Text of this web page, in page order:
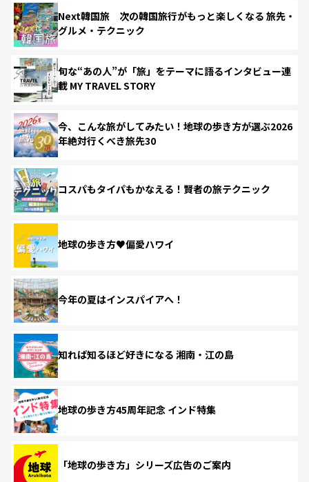
Next韓国旅 次の韓国旅行がもっと楽しくなる 旅先・
グルメ・テクニック
旬な“あの人”が「旅」をテーマに語るインタビュー連
載 MY TRAVEL STORY
今、こんな旅がしてみたい！地球の歩き方が選ぶ2026
年絶対行くべき旅先30
コスパもタイパもかなえる！賢者の旅テクニック
地球の歩き方♥偏愛ハワイ
今年の夏はインスパイアへ！
知れば知るほど好きになる 湘南・江の島
地球の歩き方45周年記念 インド特集
「地球の歩き方」シリーズ広告のご案内